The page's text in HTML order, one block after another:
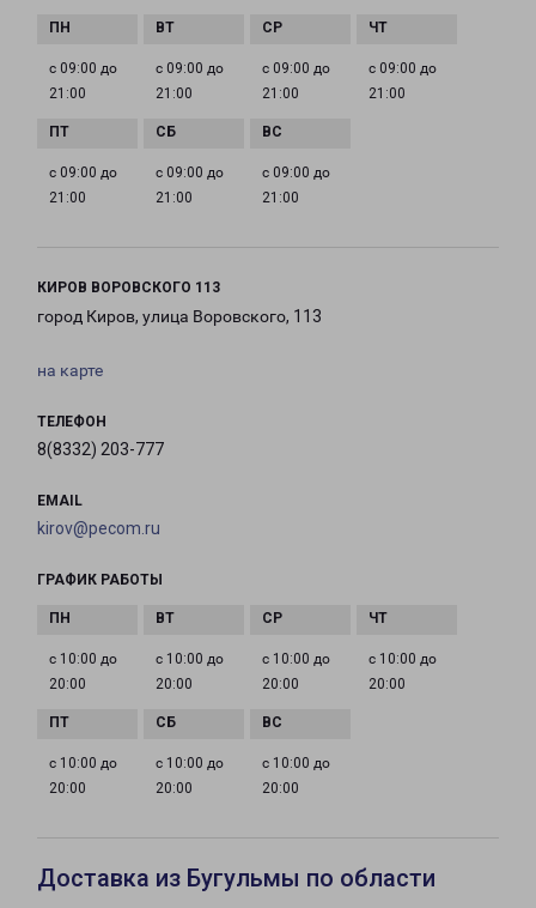
с 09:00 до
21:00
с 09:00 до
21:00
с 09:00 до
21:00
с 09:00 до
21:00
с 09:00 до
21:00
с 09:00 до
21:00
с 09:00 до
21:00
КИРОВ ВОРОВСКОГО 113
город Киров, улица Воровского, 113
на карте
ТЕЛЕФОН
8(8332) 203-777
EMAIL
kirov@pecom.ru
ГРАФИК РАБОТЫ
с 10:00 до
20:00
с 10:00 до
20:00
с 10:00 до
20:00
с 10:00 до
20:00
с 10:00 до
20:00
с 10:00 до
20:00
с 10:00 до
20:00
Доставка из Бугульмы по области